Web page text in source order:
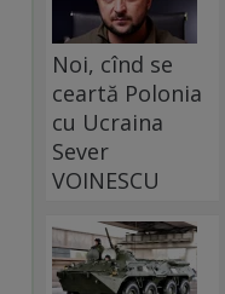
Noi, cînd se
ceartă Polonia
cu Ucraina
Sever
VOINESCU